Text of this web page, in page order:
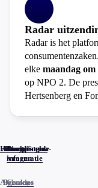
Radar
Radar is het
elke maandag om
op NPO 2. De
Hertsenberg en
Home
Actueel
Uitzendingen
Reacties
Programma-
informatie
Veelgestelde
vragen
Algemene
Privacy
Cookies